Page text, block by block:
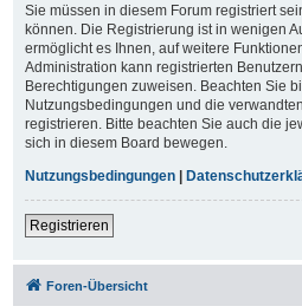
Sie müssen in diesem Forum registriert
können. Die Registrierung ist in wenigen
ermöglicht es Ihnen, auf weitere
Administration kann registrierten
Berechtigungen zuweisen. Beachten Sie
Nutzungsbedingungen und die
registrieren. Bitte beachten Sie auch die
sich in diesem Board bewegen.
Nutzungsbedingungen|
Registrieren
Foren-Übersicht